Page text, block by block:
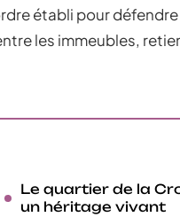
établi pour
les immeubles,
Le quartier de la
un héritage vivant